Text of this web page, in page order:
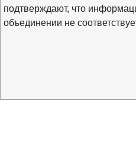
подтверждают, что
объединении не